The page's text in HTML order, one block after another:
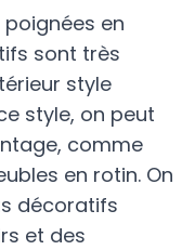
en
sont très
style
style, on peut
comme
en rotin. On
décoratifs
et des